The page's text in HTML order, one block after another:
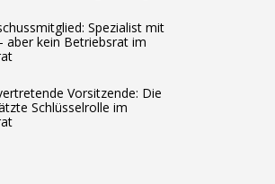
Spezialist mit
aber kein Betriebsrat im
Vorsitzende: Die
Schlüsselrolle im